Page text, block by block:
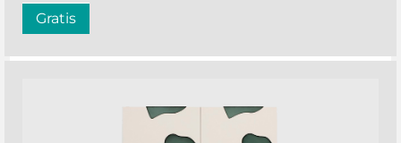
Gratis